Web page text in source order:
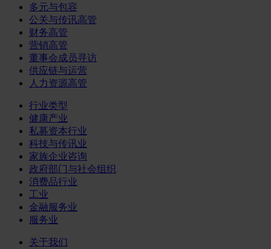
多元与包容
公关与传讯高管
财务高管
营销高管
董事会成员寻访
供应链与运营
人力资源高管
行业类型
健康产业
私募资本行业
科技与传讯业
家族企业咨询
政府部门与社会组织
消费品行业
工业
金融服务业
服务业
关于我们